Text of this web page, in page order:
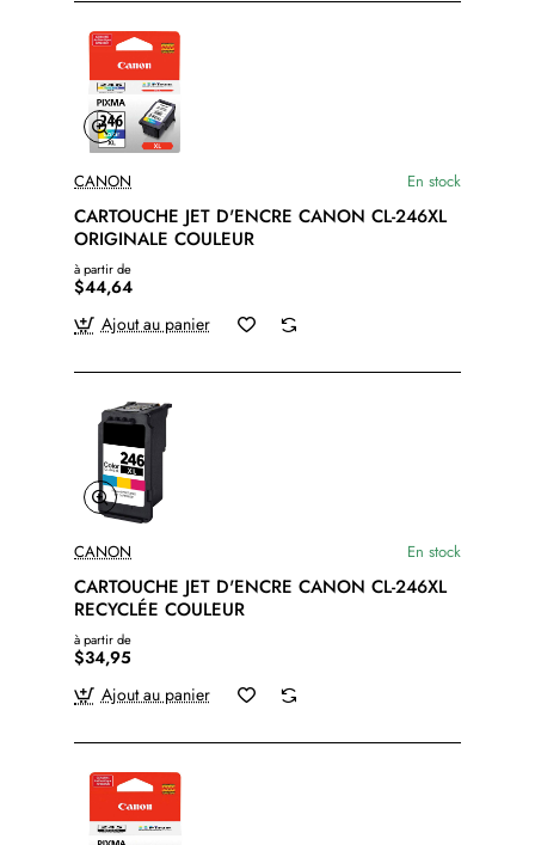
CANON En stock
CARTOUCHE JET D'ENCRE CANON CL-246XL
ORIGINALE COULEUR
à partir de
$44,64
Ajout au panier
CANON En stock
CARTOUCHE JET D'ENCRE CANON CL-246XL
RECYCLÉE COULEUR
à partir de
$34,95
Ajout au panier